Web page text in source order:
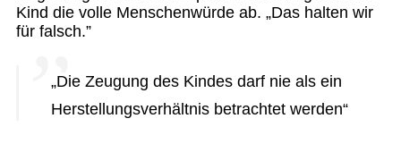
Kind die volle Menschenwürde ab. „Das halten wir
für falsch.”
„Die Zeugung des Kindes darf nie als ein
Herstellungsverhältnis betrachtet werden“